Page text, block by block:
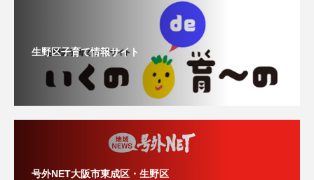
生野区子育て情報サイト
号外NET大阪市東成区・生野区